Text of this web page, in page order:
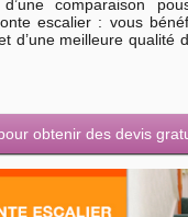
comparaison
escalier : vous
d’une meilleure qualité
obtenir des devis